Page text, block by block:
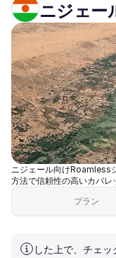
ニジェー
ニジェール向けRoamless
方法で信頼性の高いカバレ
プラン
した上で、チェッ